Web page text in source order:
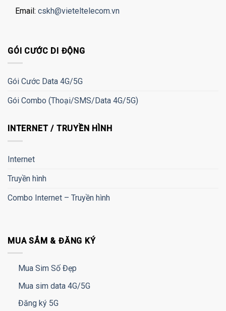
Email: cskh@vieteltelecom.vn
GÓI CƯỚC DI ĐỘNG
Gói Cước Data 4G/5G
Gói Combo (Thoại/SMS/Data 4G/5G)
INTERNET / TRUYỀN HÌNH
Internet
Truyền hình
Combo Internet – Truyền hình
MUA SẮM & ĐĂNG KÝ
Mua Sim Số Đẹp
Mua sim data 4G/5G
Đăng ký 5G